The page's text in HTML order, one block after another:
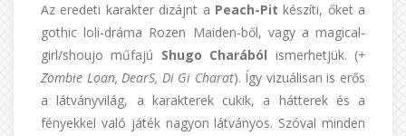
Az eredeti karakter dizájnt a Peach-Pit készíti, őket a
gothic loli-dráma Rozen Maiden-ből, vagy a magical-
girl/shoujo műfajú Shugo Charából ismerhetjük. (+
Zombie Loan, DearS, Di Gi Charat). Így vizuálisan is erős
a látványvilág, a karakterek cukik, a hátterek és a
fényekkel való játék nagyon látványos. Szóval minden